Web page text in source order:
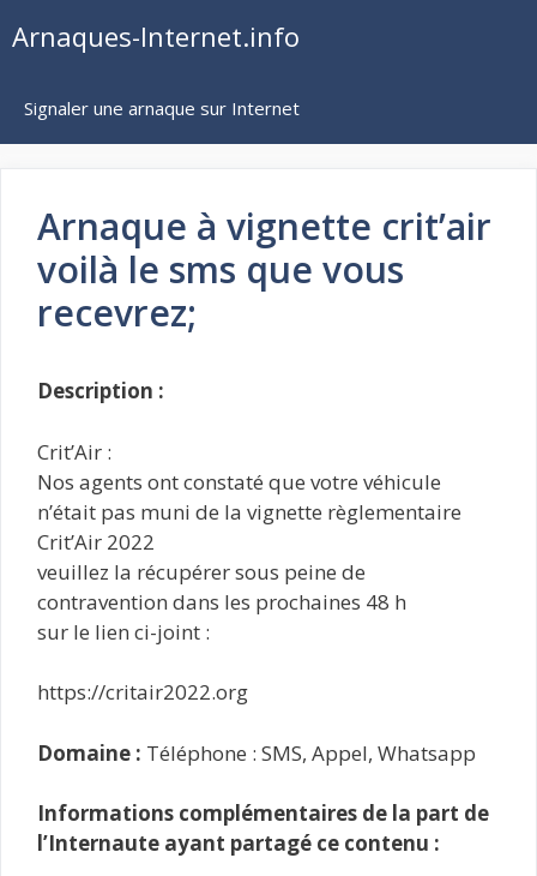
auArnaques-Internet.info
Signaler une arnaque sur Internet
Arnaque à vignette crit’air
voilà le sms que vous
recevrez;
Description :
Crit’Air :
Nos agents ont constaté que votre véhicule
n’était pas muni de la vignette règlementaire
Crit’Air 2022
veuillez la récupérer sous peine de
contravention dans les prochaines 48 h
sur le lien ci-joint :
https://critair2022.org
Domaine : Téléphone : SMS, Appel, Whatsapp
Informations complémentaires de la part de
l’Internaute ayant partagé ce contenu :